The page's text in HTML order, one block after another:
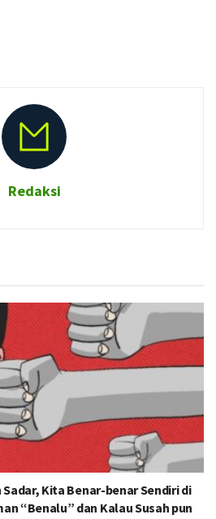
Redaksi
Kita Benar-benar Sendiri di
“Benalu” dan Kalau Susah pun